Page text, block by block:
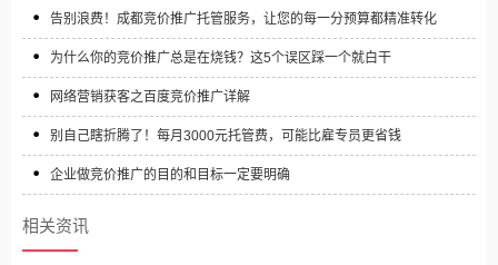
告别浪费！成都竞价推广托管服务，让您的每一分预算都精准转化
为什么你的竞价推广总是在烧钱？这5个误区踩一个就白干
网络营销获客之百度竞价推广详解
别自己瞎折腾了！每月3000元托管费，可能比雇专员更省钱
企业做竞价推广的目的和目标一定要明确
相关资讯